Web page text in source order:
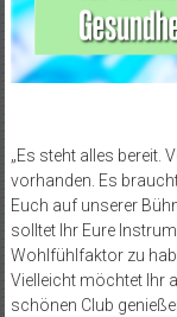
„Es steht alles bereit.
vorhanden. Es
Euch auf unserer
solltet Ihr Eure
Wohlfühlfaktor zu
Vielleicht möchtet Ihr
schönen Club